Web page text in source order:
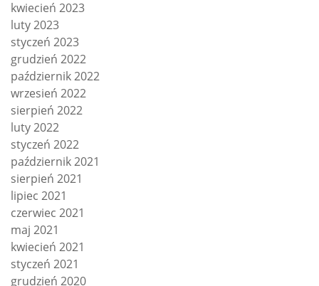
kwiecień 2023
luty 2023
styczeń 2023
grudzień 2022
październik 2022
wrzesień 2022
sierpień 2022
luty 2022
styczeń 2022
październik 2021
sierpień 2021
lipiec 2021
czerwiec 2021
maj 2021
kwiecień 2021
styczeń 2021
grudzień 2020